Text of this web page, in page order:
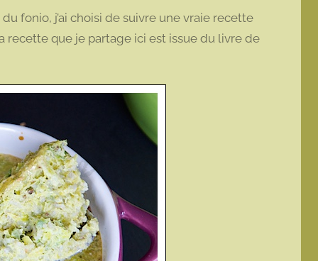
fonio, j’ai choisi de suivre une vraie recette
que je partage ici est issue du livre de